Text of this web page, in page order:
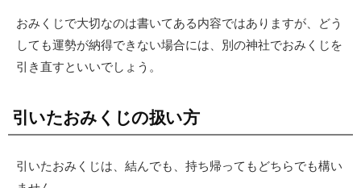
おみくじで大切なのは書いてある内容ではありますが、どう
しても運勢が納得できない場合には、別の神社でおみくじを
引き直すといいでしょう。
引いたおみくじの扱い方
引いたおみくじは、結んでも、持ち帰ってもどちらでも構い